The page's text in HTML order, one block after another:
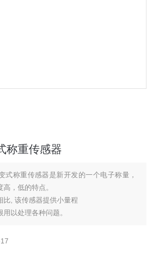
称重传感器
式称重传感器是新开发的一个电子称量，
，低的特点。
比, 该传感器提供小量程
以处理各种问题。